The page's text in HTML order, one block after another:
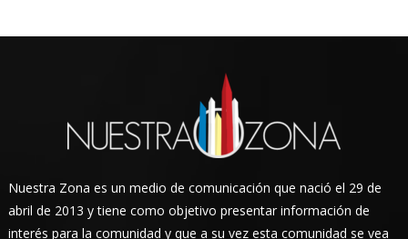
Nuestra Zona es un medio de comunicación que nació el 29 de
abril de 2013 y tiene como objetivo presentar información de
interés para la comunidad y que a su vez esta comunidad se vea